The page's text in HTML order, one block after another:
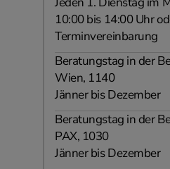
10:00 bis 14:00 Uhr
Terminvereinbarung
Beratungstag in der
Wien, 1140
Jänner bis Dezember
Beratungstag in der
PAX, 1030
Jänner bis Dezember